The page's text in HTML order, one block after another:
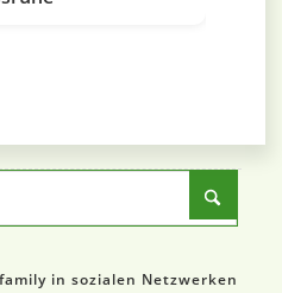
in sozialen Netzwerken